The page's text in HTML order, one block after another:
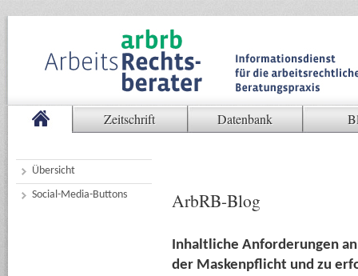
Zeitschrift Datenbank
Übersicht
Social-Media-Buttons
ArbRB-Blog
Inhaltliche Anforderungen
der Maskenpflicht und zu